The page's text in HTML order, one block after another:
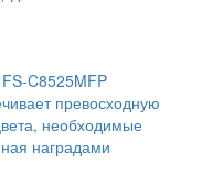
C8525MFP
превосходную
необходимые
наградами